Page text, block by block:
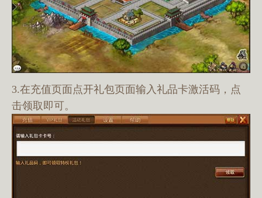
3.在充值页面点开礼包页面输入礼品卡激活码，点
击领取即可。